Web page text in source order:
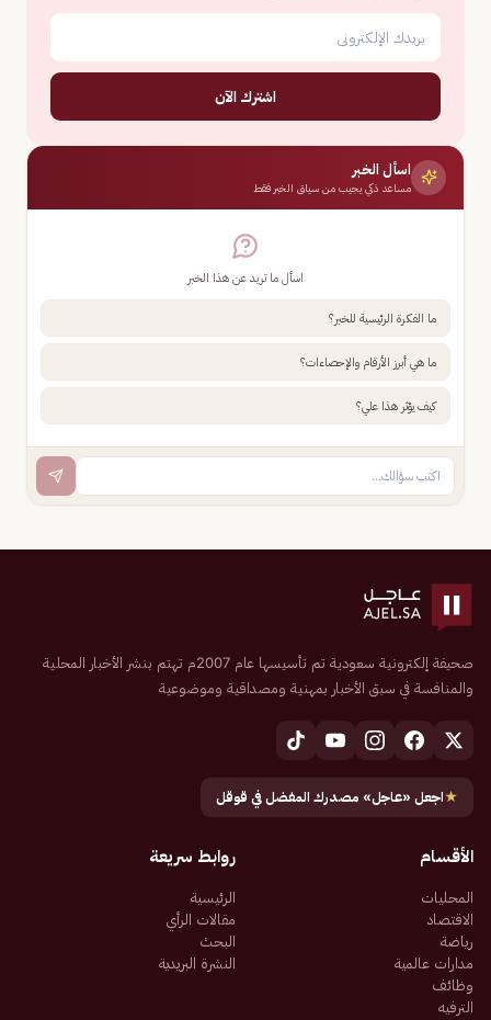
اشترك الآن
اسأل الخبر
مساعد ذكي يجيب من سياق الخبر فقط
اسأل ما تريد عن هذا الخبر
ما الفكرة الرئيسية للخبر؟
ما هي أبرز الأرقام والإحصاءات؟
كيف يؤثر هذا علي؟
صحيفة إلكترونية سعودية تم تأسيسها عام 2007م تهتم بنشر الأخبار المحلية
والمنافسة في سبق الأخبار بمهنية ومصداقية وموضوعية
★اجعل «عاجل» مصدرك المفضل في قوقل
الأقسام
المحليات
الاقتصاد
رياضة
مدارات عالمية
وظائف
الترفيه
روابط سريعة
الرئيسية
مقالات الرأي
البحث
النشرة البريدية